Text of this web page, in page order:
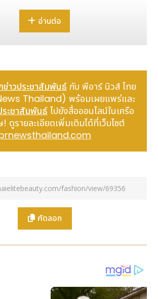
ชเวชผู้อำนวยการโครงการ อินฟอร์มา
ศไทย เปิดเผยว่า บริษัทฯ ในฐานะผู้จัดงาน
Gem ASEAN Bangkok" (JGAB)
แอนด์เจม อาเซียน แบงค็อค 2023เป็น
าติ ภายใต้เครือข่ายแบรนด์งานแสดง
Informa Markets Jewelleryซึ่งเป็น
& Gem WORLD Hong Kong
ญมณีและเครื่องประดับที่ใหญ่ที่สุดในโลก
รณ์ และฐานลูกค้าธุรกิจมาอย่างยาวนาน
& Gem ASEAN Bangkok 2023
กในประเทศไทยตลอดระยะเวลา 4 วัน
- 29 เมษายน 2566 ณฮอลล์1-2 ศูนย์
งได้จัดกิจกรรม
2023"เพื่อเปิดโอกาส ให้นัก
ได้แสดงความสามารถและความคิด
รออกแบบเครื่องประดับอัญมณีระดับ
โดยมีผลงานเข้าประกวดจาก 26 ทีม
นออกแบบชื่อดังส่งผลงานมาอย่าง
ทีม TRIPPLE JS, ทีม1, ทีม NACIO, ทีม
ทีม ENRTHMETHYST, ทีม LITTLE U,
POWERPUFFGIRL, ทีม TOMORROW
อ่านต่อ
ข่าวประชาสัมพันธ์ กับ พีอาร์ นิวส์ ไทย
Thailand) พร้อมเผยแพร่และ
ระชาสัมพันธ์ ไปยังสื่อออนไลน์ในเครือ
ดูรายละเอียดเพิ่มเติมได้ที่เว็บไซต์
คัดลอก